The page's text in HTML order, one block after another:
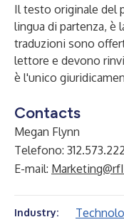
Il testo originale del
lingua di partenza, è
traduzioni sono
lettore e devono
è l'unico
Contacts
Megan Flynn
Telefono:
E-mail:
Industry: